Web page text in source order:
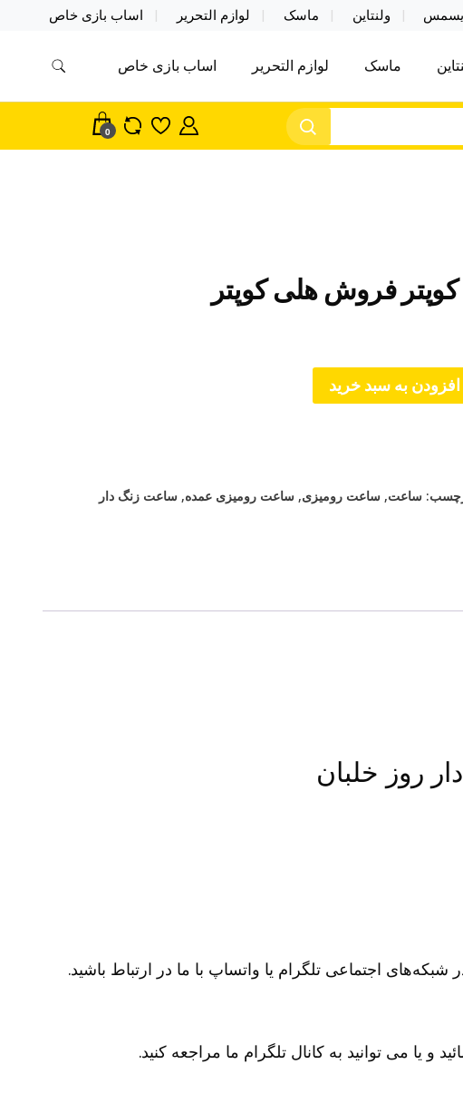
ولنتاین ماسک لوازم التحریر اساب بازی خاص
ماسک
کریسمس اکسسوری ماسک در واردات مستقیم
ماسک لوازم التحریر اساب بازی خاص
0
فروش هلی کوپتر
افزودن به سبد خرید
ساعت, ساعت رومیزی, ساعت رومیزی عمده, ساعت زنگ دار
روز خلبان
اجتماعی تلگرام یا واتساپ با ما در ارتباط باشید.
می توانید به کانال تلگرام ما مراجعه کنید.